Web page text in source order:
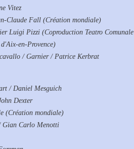
Vitez
Claude Fall (Création mondiale)
Luigi Pizzi (Coproduction Teatro Comunale
en-Provence)
/ Garnier / Patrice Kerbrat
/ Daniel Mesguich
Dexter
(Création mondiale)
Gian Carlo Menotti